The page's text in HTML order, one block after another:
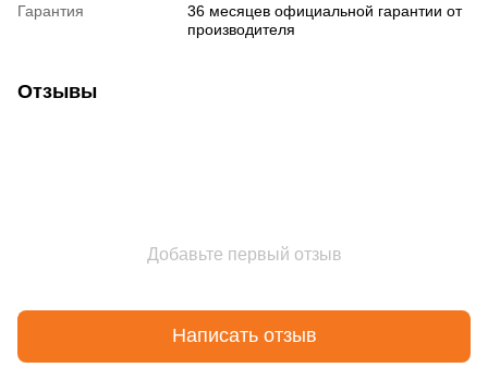
Гарантия
36 месяцев официальной гарантии от
производителя
Отзывы
Добавьте первый отзыв
Написать отзыв